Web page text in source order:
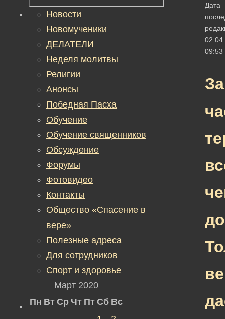
Дата
09:53
Новости
Новомученики
ДЕЛАТЕЛИ
Неделя молитвы
Религии
Анонсы
Победная Пасха
Обучение
Обучение священников
Обсуждение
Форумы
Фотовидео
Контакты
Общество «Спасение в
вере»
Полезные адреса
Для сотрудников
Спорт и здоровье
Март 2020
Пн Вт Ср Чт Пт Сб Вс